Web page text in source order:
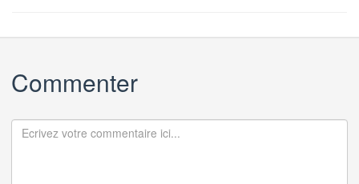
Commenter